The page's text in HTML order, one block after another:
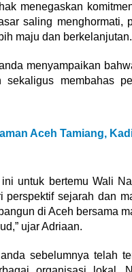
menegaskan
saling menghormati,
maju dan berkelanjutan.
menyampaikan
sekaligus membahas
Aceh Tamiang,
untuk bertemu Wali
perspektif sejarah dan
di Aceh bersama
ujar Adriaan.
sebelumnya telah